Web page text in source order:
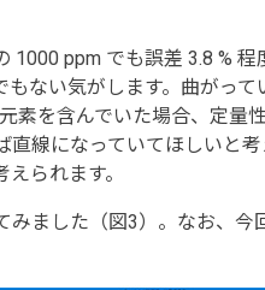
ppm でも誤差 3.8 % 程
もない気がします。曲がっ
素を含んでいた場合、定量
線になっていてほしいと
られます。
ました（図3）。なお、今